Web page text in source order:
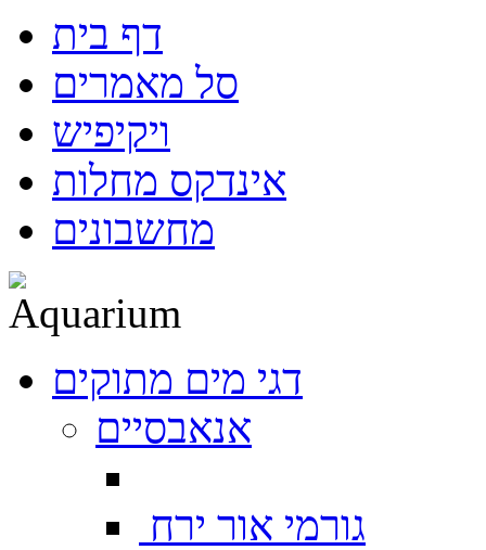
דף בית
סל מאמרים
ויקיפיש
אינדקס מחלות
מחשבונים
דגי מים מתוקים
אנאבסיים
גורמי אור ירח